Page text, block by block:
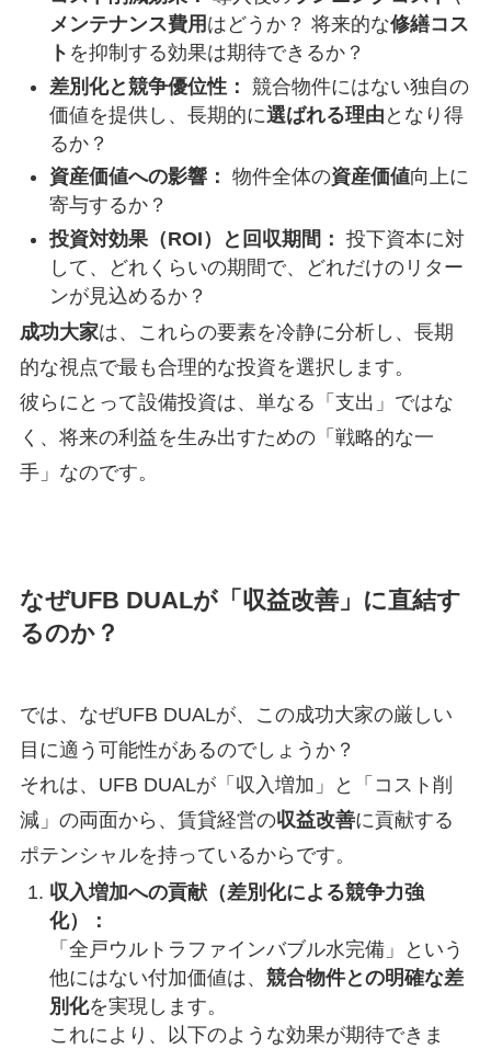
メンテナンス費用 はどうか？ 将来的な修繕コス
ト を抑制する効果は期待できるか？
差別化と競争優位性： 競合物件にはない独自の
価値を提供し、長期的に選ばれる理由 となり得
るか？
資産価値への影響： 物件全体の資産価値向上に
寄与するか？
投資対効果（ROI）と回収期間： 投下資本に対
して、どれくらいの期間で、どれだけのリター
ンが見込めるか？
成功大家は、これらの要素を冷静に分析し、長期
的な視点で最も合理的な投資を選択します。
彼らにとって設備投資は、単なる「支出」ではな
く、将来の利益を生み出すための「戦略的な一
手」なのです。
なぜUFB DUALが「収益改善」に直結す
るのか？
では、なぜUFB DUALが、この成功大家の厳しい
目に適う可能性があるのでしょうか？
それは、UFB DUALが「収入増加」と「コスト削
減」の両面から、賃貸経営の収益改善に貢献する
ポテンシャルを持っているからです。
収入増加への貢献（差別化による競争力強
化）：
「全戸ウルトラファインバブル水完備」という
他にはない付加価値は、 競合物件との明確な差
別化を実現します。
これにより、以下のような効果が期待できま